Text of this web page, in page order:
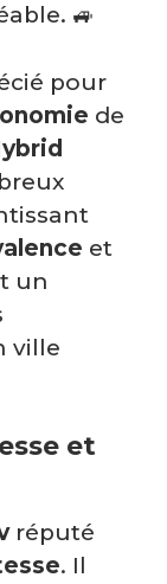
🚙
pour
de
et
un
ville
et
réputé
. Il